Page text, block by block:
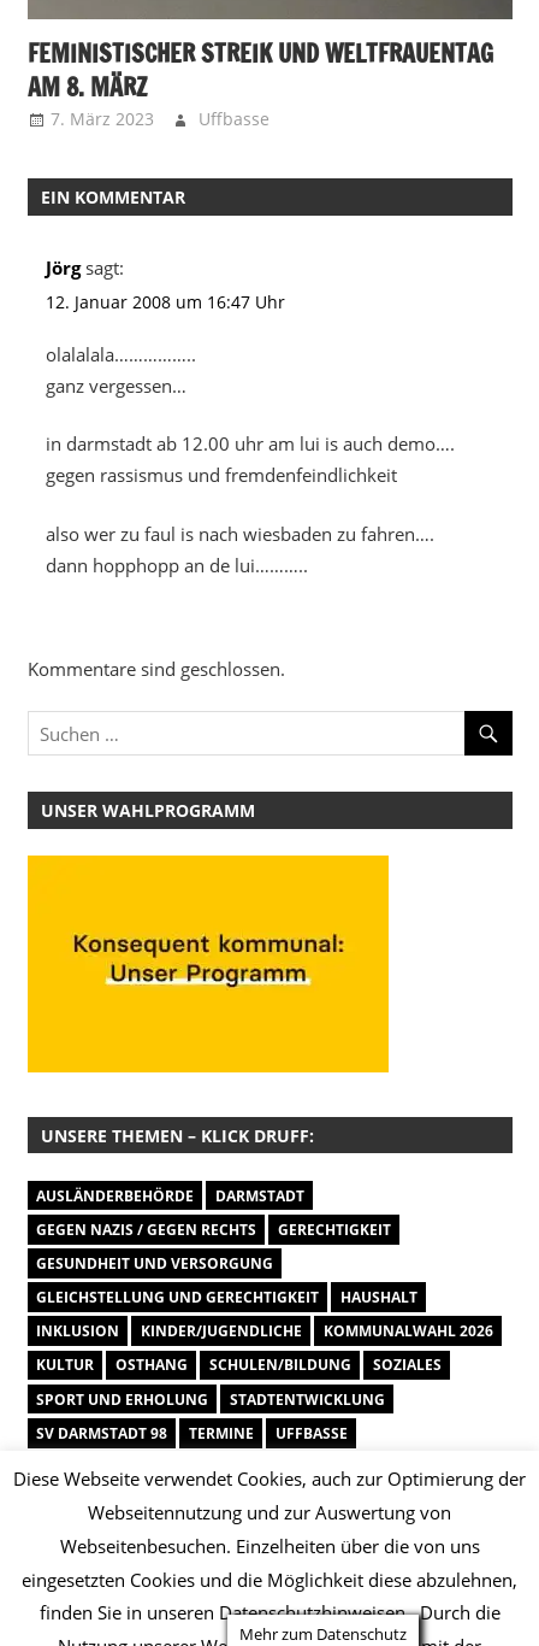
FEMINISTISCHER STREIK UND WELTFRAUENTAG
AM 8. MÄRZ
7. März 2023 Uffbasse
EIN KOMMENTAR
Jörg sagt:
12. Januar 2008 um 16:47 Uhr
olalalala……………..
ganz vergessen…
in darmstadt ab 12.00 uhr am lui is auch demo….
gegen rassismus und fremdenfeindlichkeit
also wer zu faul is nach wiesbaden zu fahren….
dann hopphopp an de lui………..
Kommentare sind geschlossen.
UNSER WAHLPROGRAMM
UNSERE THEMEN – KLICK DRUFF:
AUSLÄNDERBEHÖRDE
DARMSTADT
GEGEN NAZIS / GEGEN RECHTS
GERECHTIGKEIT
GESUNDHEIT UND VERSORGUNG
GLEICHSTELLUNG UND GERECHTIGKEIT
HAUSHALT
INKLUSION
KINDER/JUGENDLICHE
KOMMUNALWAHL 2026
KULTUR
OSTHANG SCHULEN/BILDUNG
SOZIALES
SPORT UND ERHOLUNG
STADTENTWICKLUNG
SV DARMSTADT 98
TERMINE
UFFBASSE
UMWELT UND KLIMA
VERKEHR/ÖPNV
VIELFALT UND QUEER
WAHLEN
WIRTSCHAFT UND ENTWICKLUNG
WISSENSCHAFT UND BILDUNG
WOHNEN UND BAUEN
Mehr zum Datenschutz